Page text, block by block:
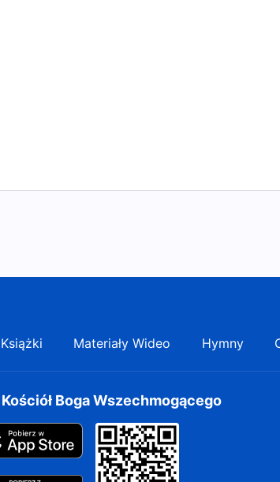
Książki Materiały Wideo Hymny
Boga Wszechmogącego